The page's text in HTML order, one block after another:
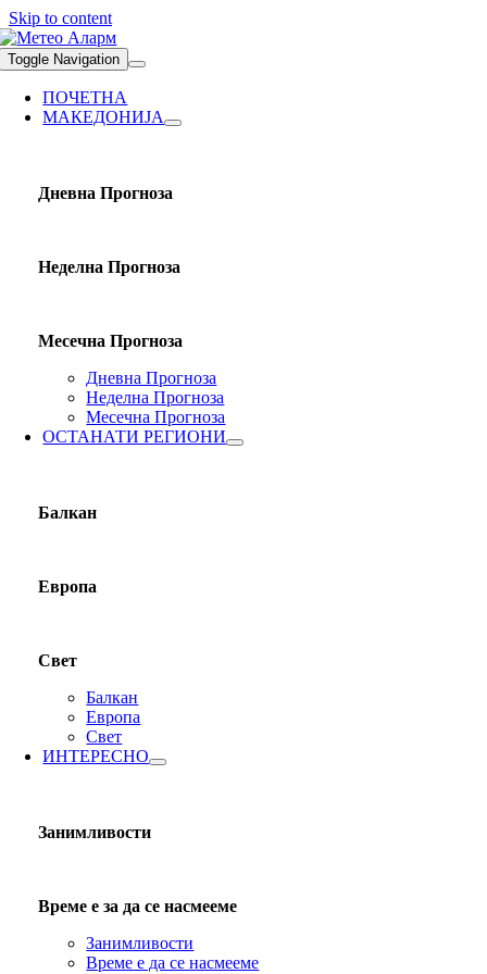
Skip to content
Toggle Navigation
ПОЧЕТНА
МАКЕДОНИЈА
Дневна Прогноза
Неделна Прогноза
Месечна Прогноза
Дневна Прогноза
Неделна Прогноза
Месечна Прогноза
ОСТАНАТИ РЕГИОНИ
Балкан
Европа
Свет
Балкан
Европа
Свет
ИНТЕРЕСНО
Занимливости
Време е за да се насмееме
Занимливости
Време е да се насмееме